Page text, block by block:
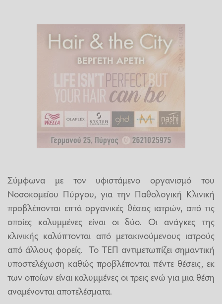
Σύμφωνα με τον υφιστάμενο οργανισμό του
Νοσοκομείου Πύργου, για την Παθολογική Κλινική
προβλέπονται επτά οργανικές θέσεις ιατρών, από τις
οποίες καλυμμένες είναι οι δύο. Οι ανάγκες της
κλινικής καλύπτονται από μετακινούμενους ιατρούς
από άλλους φορείς. Το ΤΕΠ αντιμετωπίζει σημαντική
υποστελέχωση καθώς προβλέπονται πέντε θέσεις, εκ
των οποίων είναι καλυμμένες οι τρεις ενώ για μια θέση
αναμένονται αποτελέσματα.